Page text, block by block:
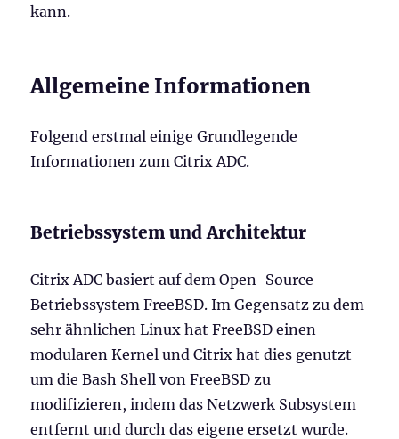
kann.
Allgemeine Informationen
Folgend erstmal einige Grundlegende
Informationen zum Citrix ADC.
Betriebssystem und Architektur
Citrix ADC basiert auf dem Open-Source
Betriebssystem FreeBSD. Im Gegensatz zu dem
sehr ähnlichen Linux hat FreeBSD einen
modularen Kernel und Citrix hat dies genutzt
um die Bash Shell von FreeBSD zu
modifizieren, indem das Netzwerk Subsystem
entfernt und durch das eigene ersetzt wurde.